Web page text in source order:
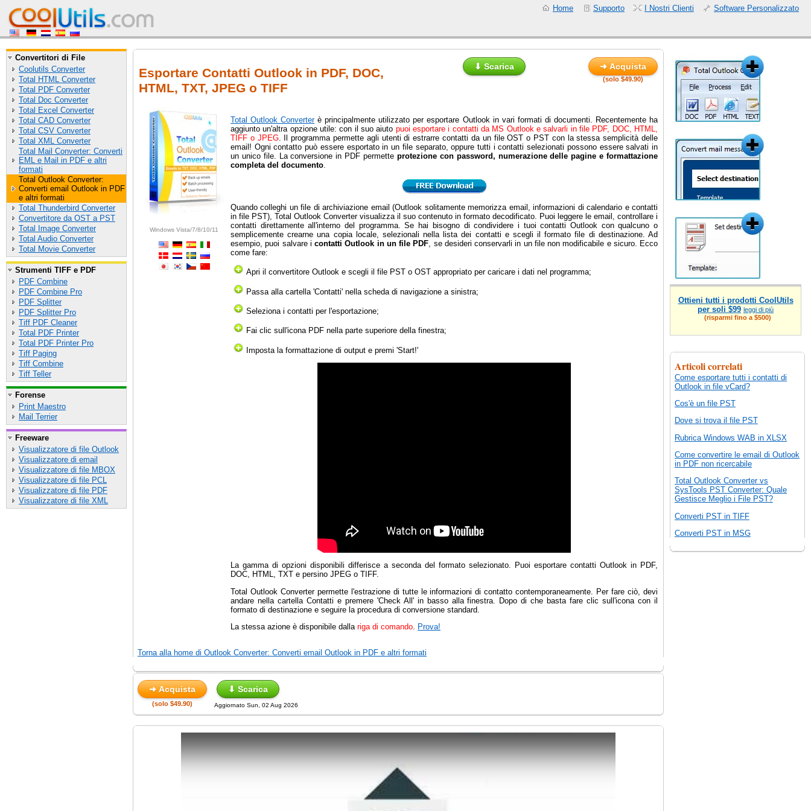
Home Supporto I Nostri Clienti Software Personalizzato
Convertitori di File
Coolutils Converter
Total HTML Converter
Total PDF Converter
Total Doc Converter
Total Excel Converter
Total CAD Converter
Total CSV Converter
Total XML Converter
Total Mail Converter: Converti
EML e Mail in PDF e altri
formati
Total Outlook Converter:
Converti email Outlook in PDF
e altri formati
Total Thunderbird Converter
Convertitore da OST a PST
Total Image Converter
Total Audio Converter
Total Movie Converter
Strumenti TIFF e PDF
PDF Combine
PDF Combine Pro
PDF Splitter
PDF Splitter Pro
Tiff PDF Cleaner
Total PDF Printer
Total PDF Printer Pro
Tiff Paging
Tiff Combine
Tiff Teller
Forense
Print Maestro
Mail Terrier
Freeware
Visualizzatore di file Outlook
Visualizzatore di email
Visualizzatore di file MBOX
Visualizzatore di file PCL
Visualizzatore di file PDF
Visualizzatore di file XML
Esportare Contatti Outlook in PDF, DOC,
HTML, TXT, JPEG o TIFF
⬇ Scarica ➜ Acquista
(solo $49.90)
Windows Vista/7/8/10/11
Total Outlook Converterè principalmente utilizzato per esportare Outlook in vari formati di documenti. Recentemente ha
aggiunto un'altra opzione utile: con il suo aiuto puoi esportare i contatti da MS Outlook e salvarli in file PDF, DOC, HTML,
TIFF o JPEG. Il programma permette agli utenti di estrarre contatti da un file OST o PST con la stessa semplicità delle
email! Ogni contatto può essere esportato in un file separato, oppure tutti i contatti selezionati possono essere salvati in
un unico file. La conversione in PDF permette protezione con password, numerazione delle pagine e formattazione
completa del documento.
Quando colleghi un file di archiviazione email (Outlook solitamente memorizza email, informazioni di calendario e contatti
in file PST), Total Outlook Converter visualizza il suo contenuto in formato decodificato. Puoi leggere le email, controllare i
contatti direttamente all'interno del programma. Se hai bisogno di condividere i tuoi contatti Outlook con qualcuno o
semplicemente crearne una copia locale, selezionali nella lista dei contatti e scegli il formato file di destinazione. Ad
esempio, puoi salvare i contatti Outlook in un file PDF , se desideri conservarli in un file non modificabile e sicuro. Ecco
come fare:
Apri il convertitore Outlook e scegli il file PST o OST appropriato per caricare i dati nel programma;
Passa alla cartella 'Contatti' nella scheda di navigazione a sinistra;
Seleziona i contatti per l'esportazione;
Fai clic sull'icona PDF nella parte superiore della finestra;
Imposta la formattazione di output e premi 'Start!'
La gamma di opzioni disponibili differisce a seconda del formato selezionato. Puoi esportare contatti Outlook in PDF,
DOC, HTML, TXT e persino JPEG o TIFF.
Total Outlook Converter permette l'estrazione di tutte le informazioni di contatto contemporaneamente. Per fare ciò, devi
andare nella cartella Contatti e premere 'Check All' in basso alla finestra. Dopo di che basta fare clic sull'icona con il
formato di destinazione e seguire la procedura di conversione standard.
La stessa azione è disponibile dalla riga di comando Prova!
Torna alla home di Outlook Converter: Converti email Outlook in PDF e altri formati
➜ Acquista ⬇ Scarica
(solo $49.90) Aggiornato Sun, 02 Aug 2026
Ottieni tutti i prodotti CoolUtils
per soli $99 leggi di più
(risparmi fino a $500)
Articoli correlati
Come esportare tutti i contatti di
Outlook in file vCard?
Cos'è un file PST
Dove si trova il file PST
Rubrica Windows WAB in XLSX
Come convertire le email di Outlook
in PDF non ricercabile
Total Outlook Converter vs
SysTools PST Converter: Quale
Gestisce Meglio i File PST?
Converti PST in TIFF
Converti PST in MSG